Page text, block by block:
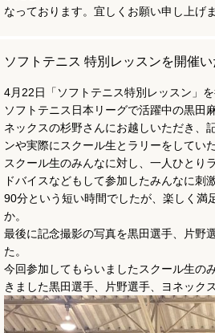
なっております。宜しくお願い申し上げ
ソフトテニス 特別レッスンを開催
4月22日「ソフトテニス特別レッスン」
ソフトテニス日本リーグで活躍中の黒田
ネックスの杉野さんにお越しいただき、
ンや実際にスクール生とラリーをしてい
スクール生のみんなに対し、一人ひとり
ドバイスなどもして参加したみんなに刺
90分という短い時間でしたが、楽しく満
か。
最後に記念撮影の写真を黒田選手、片野
た。
今回参加してもらいましたスクール生の
きました黒田選手、片野選手、ヨネック